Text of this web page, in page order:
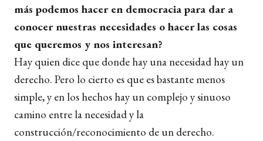
más podemos hacer en democracia para dar a
conocer nuestras necesidades o hacer las cosas
que queremos y nos interesan?
Hay quien dice que donde hay una necesidad hay un
derecho. Pero lo cierto es que es bastante menos
simple, y en los hechos hay un complejo y sinuoso
camino entre la necesidad y la
construcción/reconocimiento de un derecho.